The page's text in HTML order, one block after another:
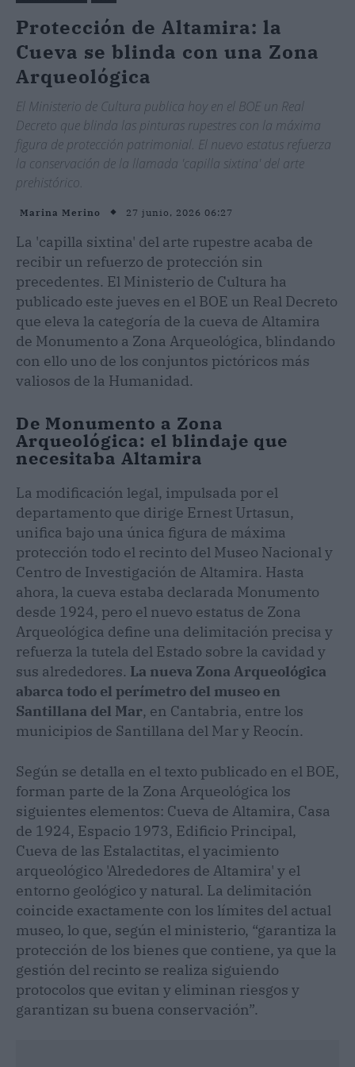
Protección de Altamira: la
Cueva se blinda con una Zona
Arqueológica
El Ministerio de Cultura publica hoy en el BOE un Real
Decreto que blinda las pinturas rupestres con la máxima
figura de protección patrimonial. El nuevo estatus refuerza
la conservación de la llamada 'capilla sixtina' del arte
prehistórico.
Marina Merino 27 junio, 2026 06:27
La 'capilla sixtina' del arte rupestre acaba de
recibir un refuerzo de protección sin
precedentes. El Ministerio de Cultura ha
publicado este jueves en el BOE un Real Decreto
que eleva la categoría de la cueva de Altamira
de Monumento a Zona Arqueológica, blindando
con ello uno de los conjuntos pictóricos más
valiosos de la Humanidad.
De Monumento a Zona
Arqueológica: el blindaje que
necesitaba Altamira
La modificación legal, impulsada por el
departamento que dirige Ernest Urtasun,
unifica bajo una única figura de máxima
protección todo el recinto del Museo Nacional y
Centro de Investigación de Altamira. Hasta
ahora, la cueva estaba declarada Monumento
desde 1924, pero el nuevo estatus de Zona
Arqueológica define una delimitación precisa y
refuerza la tutela del Estado sobre la cavidad y
sus alrededores. La nueva Zona Arqueológica
abarca todo el perímetro del museo en
Santillana del Mar, en Cantabria, entre los
municipios de Santillana del Mar y Reocín.
Según se detalla en el texto publicado en el BOE,
forman parte de la Zona Arqueológica los
siguientes elementos: Cueva de Altamira, Casa
de 1924, Espacio 1973, Edificio Principal,
Cueva de las Estalactitas, el yacimiento
arqueológico 'Alrededores de Altamira' y el
entorno geológico y natural. La delimitación
coincide exactamente con los límites del actual
museo, lo que, según el ministerio, “garantiza la
protección de los bienes que contiene, ya que la
gestión del recinto se realiza siguiendo
protocolos que evitan y eliminan riesgos y
garantizan su buena conservación”.